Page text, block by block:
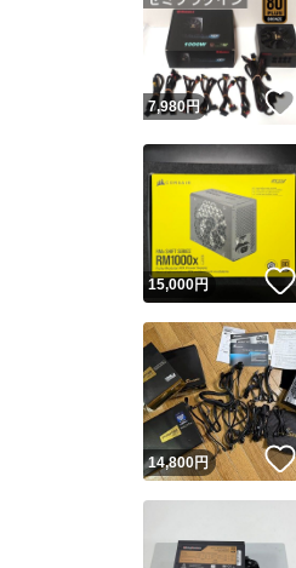
7,980円
15,000円
14,800円